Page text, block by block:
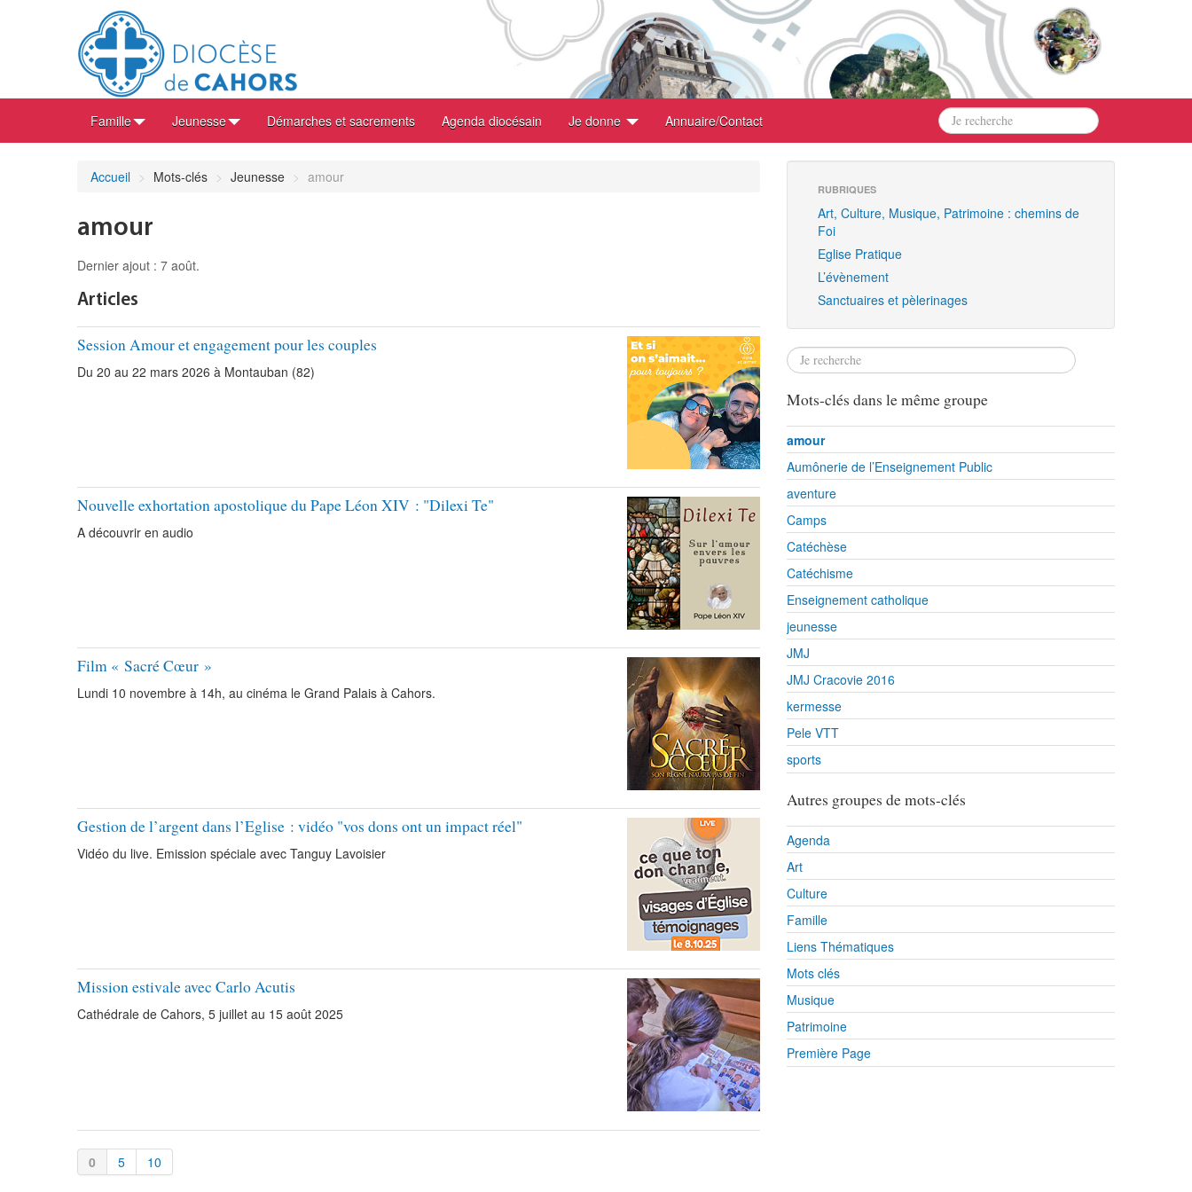
Famille Jeunesse Démarches et sacrements Agenda diocésain Je donne Annuaire/Contact
Accueil > Mots-clés > Jeunesse > amour
amour
Dernier ajout : 7 août.
Articles
Session Amour et engagement pour les couples
Du 20 au 22 mars 2026 à Montauban (82)
Nouvelle exhortation apostolique du Pape Léon XIV : "Dilexi Te"
A découvrir en audio
Film « Sacré Cœur »
Lundi 10 novembre à 14h, au cinéma le Grand Palais à Cahors.
Gestion de l’argent dans l’Eglise : vidéo "vos dons ont un impact réel"
Vidéo du live. Emission spéciale avec Tanguy Lavoisier
Mission estivale avec Carlo Acutis
Cathédrale de Cahors, 5 juillet au 15 août 2025
0 5 10
RUBRIQUES
Art, Culture, Musique, Patrimoine : chemins de
Foi
Eglise Pratique
L’évènement
Sanctuaires et pèlerinages
Mots-clés dans le même groupe
amour
Aumônerie de l’Enseignement Public
aventure
Camps
Catéchèse
Catéchisme
Enseignement catholique
jeunesse
JMJ
JMJ Cracovie 2016
kermesse
Pele VTT
sports
Autres groupes de mots-clés
Agenda
Art
Culture
Famille
Liens Thématiques
Mots clés
Musique
Patrimoine
Première Page